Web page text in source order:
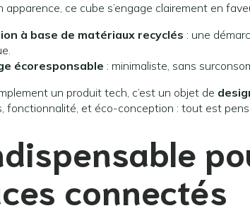
ce cube s’engage clairement en
à base de matériaux recyclés : une
écoresponsable : minimaliste, sans
un produit tech, c’est un objet de
fonctionnalité, et éco-conception : tout est
connectés